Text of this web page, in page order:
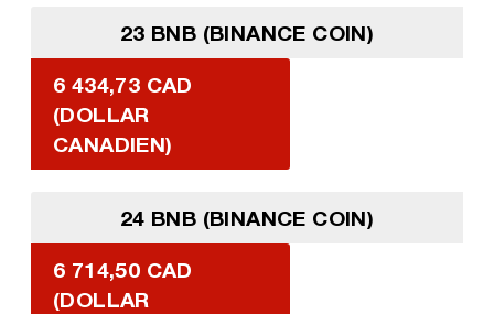
23 BNB (BINANCE COIN)
6 434,73 CAD
(DOLLAR
CANADIEN)
24 BNB (BINANCE COIN)
6 714,50 CAD
(DOLLAR